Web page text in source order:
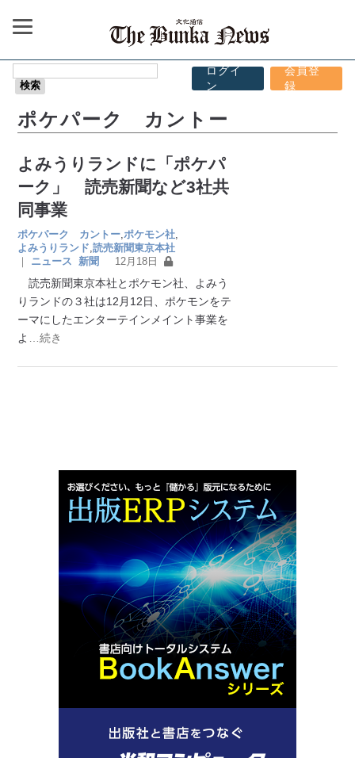
ログイ
ン
会員登
録
ポケパーク カントー
よみうりランドに「ポケパ
ーク」 読売新聞など3社共
同事業
ポケパーク カントー ポケモン社
よみうりランド ,読売新聞東京本社
｜
ニュース 新聞 12月18日
読売新聞東京本社とポケモン社、よみう
りランドの３社は12月12日、ポケモンをテ
ーマにしたエンターテインメイント事業を
よ
…続き